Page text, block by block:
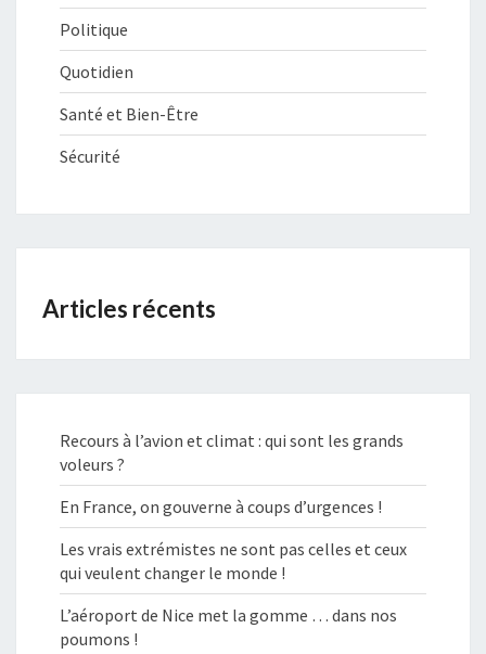
Politique
Quotidien
Santé et Bien-Être
Sécurité
Articles récents
Recours à l’avion et climat : qui sont les grands
voleurs ?
En France, on gouverne à coups d’urgences !
Les vrais extrémistes ne sont pas celles et ceux
qui veulent changer le monde !
L’aéroport de Nice met la gomme … dans nos
poumons !